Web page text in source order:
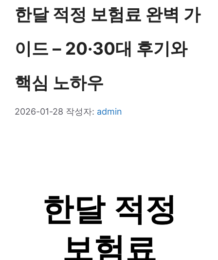
한달 적정 보험료 완벽 가
이드 – 20·30대 후기와
핵심 노하우
2026-01-28 작성자: admin